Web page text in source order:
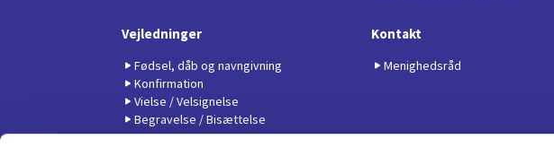
Vejledninger
Fødsel, dåb og navngivning
Konfirmation
Vielse / Velsignelse
Begravelse / Bisættelse
Kontakt
Menighedsråd